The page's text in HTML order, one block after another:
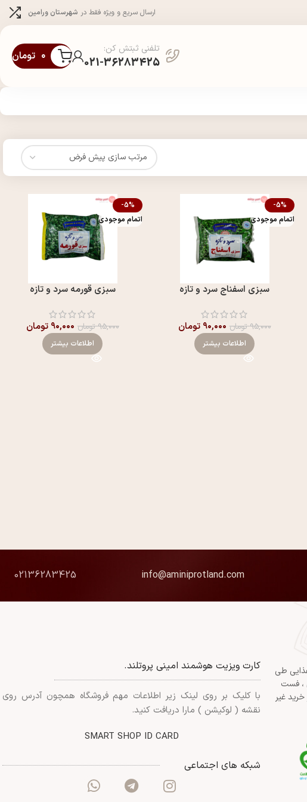
ارسال سریع و ویژه فقط در شهرستان ورامین
تلفنی ثبتش کن:
021-36283425 ۰ تومان
-5%
اتمام موجودی
سبزی اسفناج سرد و تازه
۹۵,۰۰۰تومان ۹۰,۰۰۰ تومان
اطلاعات بیشتر
-5%
اتمام موجودی
سبزی قورمه سرد و تازه
۹۵,۰۰۰تومان ۹۰,۰۰۰ تومان
اطلاعات بیشتر
info@aminiprotland.com
02136283425
طی
، فست
غیر
کارت ویزیت هوشمند امینی پروتلند.
با کلیک بر روی لینک زیر اطلاعات مهم فروشگاه همچون آدرس روی
نقشه ( لوکیشن ) مارا دریافت کنید.
SMART SHOP ID CARD
شبکه های اجتماعی